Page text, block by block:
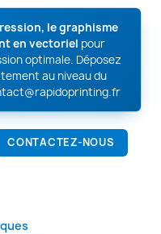
le graphisme
en vectoriel pour
optimale. Déposez
au niveau du
CONTACTEZ-NOUS